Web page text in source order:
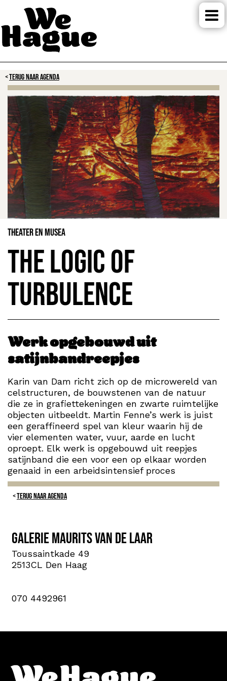
TERUG NAAR AGENDA
Theater en Musea
The Logic of
Turbulence
Werk opgebouwd uit
satijnbandreepjes
Karin van Dam richt zich op de microwereld van
celstructuren, de bouwstenen van de natuur
die ze in grafiettekeningen en zwarte ruimtelijke
objecten uitbeeldt. Martin Fenne’s werk is juist
een geraffineerd spel van kleur waarin hij de
vier elementen water, vuur, aarde en lucht
oproept. Elk werk is opgebouwd uit reepjes
satijnband die een voor een op elkaar worden
genaaid in een arbeidsintensief proces
TERUG NAAR AGENDA
Galerie Maurits van de Laar
Toussaintkade 49
2513CL Den Haag
070 4492961